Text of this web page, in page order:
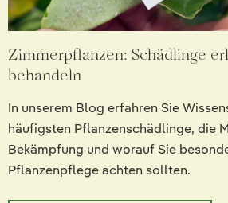
Zimmerpflanzen: Schädlinge
behandeln
In unserem Blog erfahren Sie
häufigsten Pflanzenschädlinge, die
Bekämpfung und worauf Sie
Pflanzenpflege achten sollten.